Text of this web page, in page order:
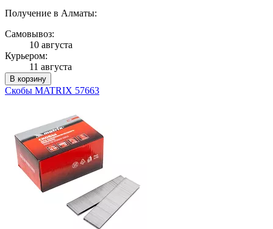
Получение в Алматы:
Самовывоз:
10 августа
Курьером:
11 августа
В корзину
Скобы MATRIX 57663